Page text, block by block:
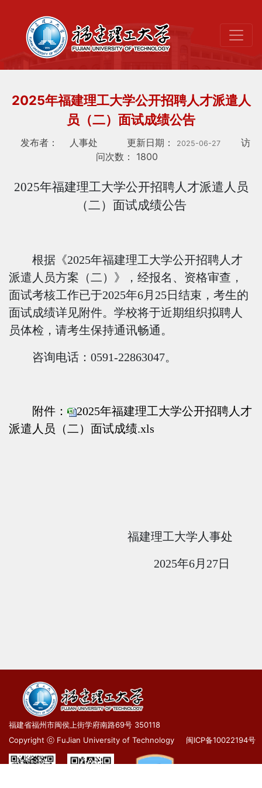
2025年福建理工大学公开招聘人才派遣人
员（二）面试成绩公告
发布者： 人事处 更新日期： 2025-06-27
访
问次数： 1800
2025年福建理工大学公开招聘人才派遣人员
（二）面试成绩公告
根据《2025年福建理工大学公开招聘人才
派遣人员方案（二）》，经报名、资格审查，
面试考核工作已于2025年6月25日 结束，考生的
面试成绩详见附件。学校将于近期组织拟聘人
员体检，请考生保持通讯畅通。
咨询电话： 0591-22863047。
附件：
2025年福建理工大学公开招聘人才
派遣人员（二）面试成绩.xls
福建理工大学人事处
2025年6月27日
福建省福州市闽侯上街学府南路69号 350118
Copyright ⓒ FuJian University of Technology
闽ICP备10022194号